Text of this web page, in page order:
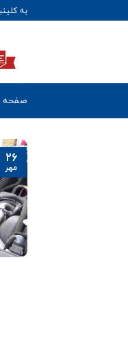
to
به
صفحه
26
مهر